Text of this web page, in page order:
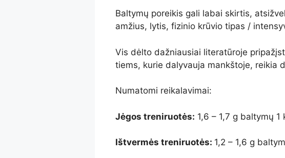
Baltymų poreikis gali labai skirtis,
amžius, lytis, fizinio krūvio tipas /
Vis dėlto dažniausiai literatūroje
tiems, kurie dalyvauja mankštoje, reikia
Numatomi reikalavimai:
Jėgos treniruotės: 1,6 – 1,7 g baltymų 1
Ištvermės treniruotės: 1,2 – 1,6 g